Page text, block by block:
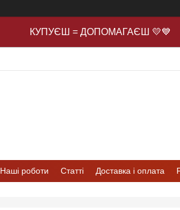
КУПУЄШ = ДОПОМАГАЄШ 💛💙
Наші роботи Статті Доставка і оплата